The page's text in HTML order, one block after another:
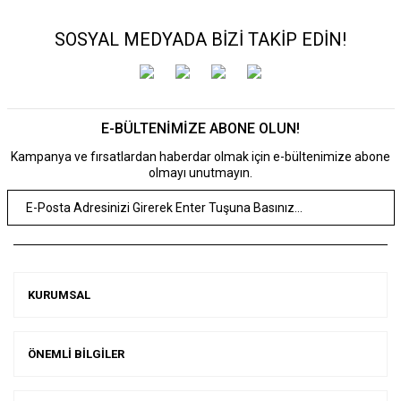
SOSYAL MEDYADA BİZİ TAKİP EDİN!
E-BÜLTENİMİZE ABONE OLUN!
Kampanya ve fırsatlardan haberdar olmak için e-bültenimize abone
olmayı unutmayın.
KURUMSAL
ÖNEMLİ BİLGİLER